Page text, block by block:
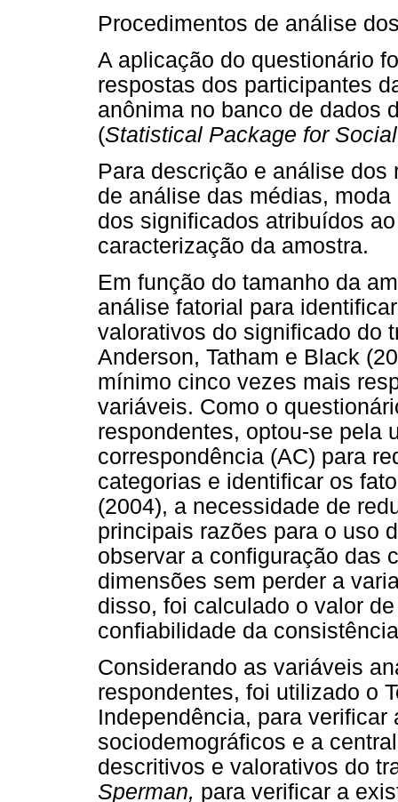
Procedimentos de análise
A aplicação do questionário
respostas dos participantes
anônima no banco de dados
(Statistical Package for
Para descrição e análise
de análise das médias,
dos significados atribuídos
caracterização da amostra.
Em função do tamanho da
análise fatorial para
valorativos do significado do
Anderson, Tatham e Black
mínimo cinco vezes mais
variáveis. Como o
respondentes, optou-se pela
correspondência (AC) para
categorias e identificar os
(2004), a necessidade de
principais razões para o uso
observar a configuração das
dimensões sem perder a
disso, foi calculado o valor
confiabilidade da
Considerando as variáveis
respondentes, foi utilizado o
Independência, para
sociodemográficos e a
descritivos e valorativos do
Sperman, para verificar a